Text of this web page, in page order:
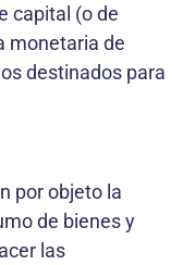
capital (o de
monetaria de
destinados para
por objeto la
de bienes y
las